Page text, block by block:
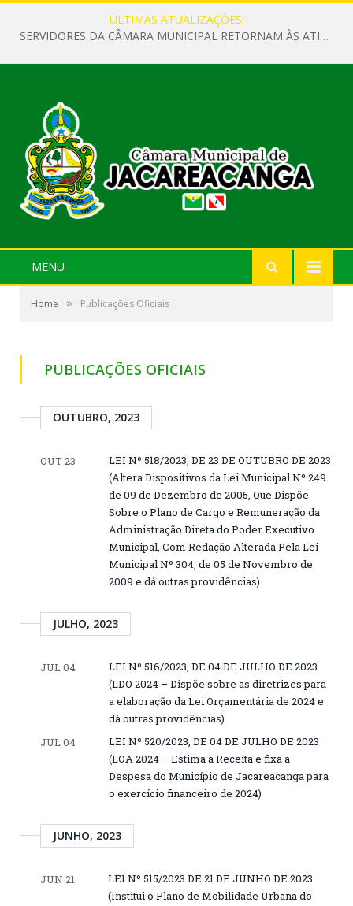
ÚLTIMAS ATUALIZAÇÕES:
SERVIDORES DA CÂMARA MUNICIPAL RETORNAM ÀS ATIVIDADES APÓS O RECESSO PARLAMENTAR
MENU
Home » Publicações Oficiais
PUBLICAÇÕES OFICIAIS
OUTUBRO, 2023
OUT 23
LEI Nº 518/2023, DE 23 DE OUTUBRO DE 2023
(Altera Dispositivos da Lei Municipal Nº 249
de 09 de Dezembro de 2005, Que Dispõe
Sobre o Plano de Cargo e Remuneração da
Administração Direta do Poder Executivo
Municipal, Com Redação Alterada Pela Lei
Municipal Nº 304, de 05 de Novembro de
2009 e dá outras providências)
JULHO, 2023
JUL 04
LEI Nº 516/2023, DE 04 DE JULHO DE 2023
(LDO 2024 – Dispõe sobre as diretrizes para
a elaboração da Lei Orçamentária de 2024 e
dá outras providências)
JUL 04
LEI Nº 520/2023, DE 04 DE JULHO DE 2023
(LOA 2024 – Estima a Receita e fixa a
Despesa do Município de Jacareacanga para
o exercício financeiro de 2024)
JUNHO, 2023
JUN 21
LEI Nº 515/2023 DE 21 DE JUNHO DE 2023
(Institui o Plano de Mobilidade Urbana do